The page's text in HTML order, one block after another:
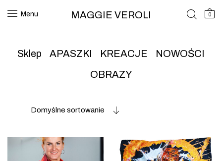
Menu MAGGIE VEROLI 0
Sklep APASZKI KREACJE
NOWOŚCI
OBRAZY
Domyślne sortowanie